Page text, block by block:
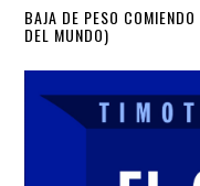
Primary
Sidebar
BAJA DE PESO
DEL MUNDO)